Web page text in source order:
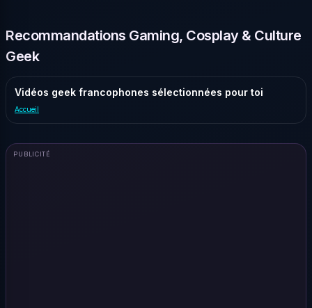
Recommandations Gaming, Cosplay & Culture
Geek
Vidéos geek francophones sélectionnées pour toi
Accueil
PUBLICITÉ